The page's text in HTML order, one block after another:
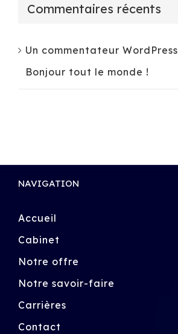
Commentaires récents
Un commentateur WordPress
Bonjour tout le monde !
NAVIGATION
Accueil
Cabinet
Notre offre
Notre savoir-faire
Carrières
Contact